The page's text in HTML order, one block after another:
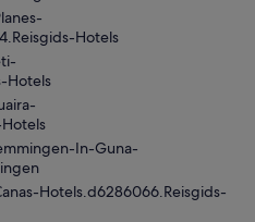
Hotels
Hotels
In-Guna-
Hotels.d6286066.Reisgids-